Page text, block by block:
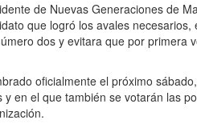
de Nuevas Generaciones de
que logró los avales
dos y evitara que por primera
oficialmente el próximo
en el que también se votarán las